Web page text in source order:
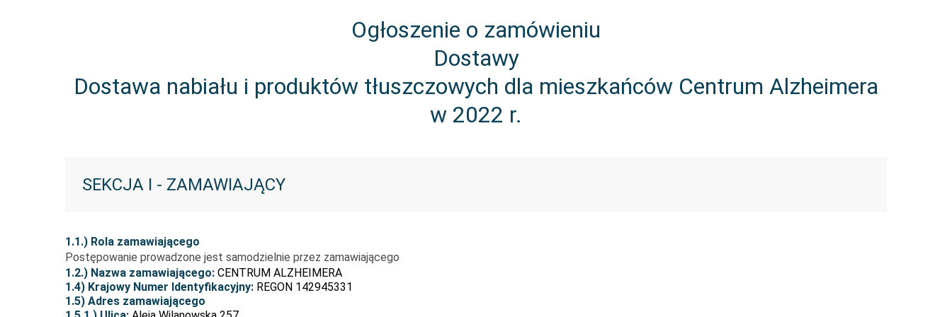
Ogłoszenie o zamówieniu
Dostawy
Dostawa nabiału i produktów tłuszczowych dla mieszkańców Centrum Alzheimera
w 2022 r.
SEKCJA I - ZAMAWIAJĄCY
1.1.) Rola zamawiającego
Postępowanie prowadzone jest samodzielnie przez zamawiającego
1.2.) Nazwa zamawiającego: CENTRUM ALZHEIMERA
1.4) Krajowy Numer Identyfikacyjny: REGON 142945331
1.5) Adres zamawiającego